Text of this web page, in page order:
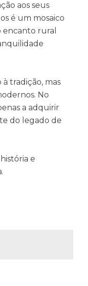
aos seus
é um mosaico
rural
tradição, mas
No
a adquirir
do legado de
e